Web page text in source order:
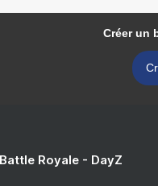
Créer un
Royale - DayZ